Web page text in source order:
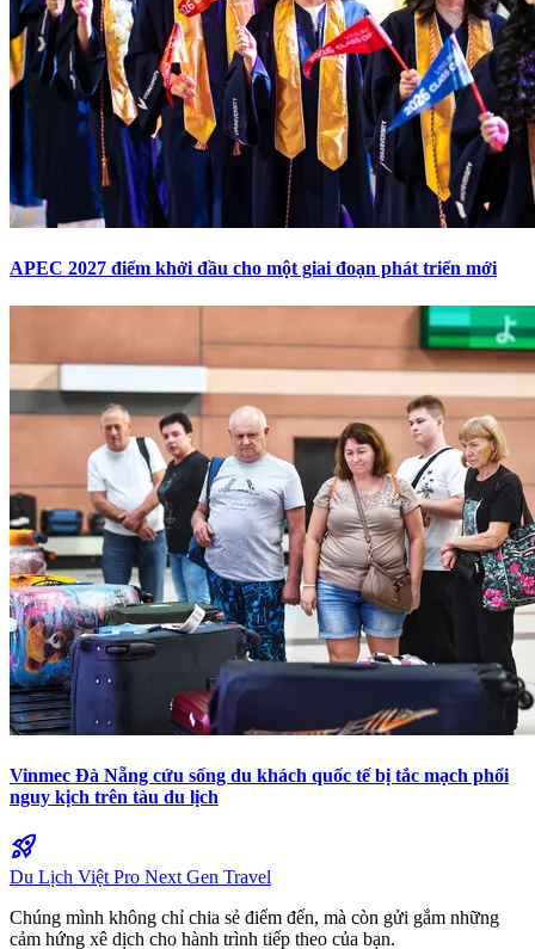
APEC 2027 điểm khởi đầu cho một giai đoạn phát triển mới
Vinmec Đà Nẵng cứu sống du khách quốc tế bị tắc mạch phổi
nguy kịch trên tàu du lịch
rocket_launch
Du Lịch Việt Pro Next Gen Travel
Chúng mình không chỉ chia sẻ điểm đến, mà còn gửi gắm những
cảm hứng xê dịch cho hành trình tiếp theo của bạn.